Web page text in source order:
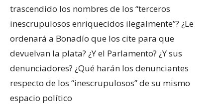
trascendido los nombres de los “terceros
inescrupulosos enriquecidos ilegalmente”? ¿Le
ordenará a Bonadío que los cite para que
devuelvan la plata? ¿Y el Parlamento? ¿Y sus
denunciadores? ¿Qué harán los denunciantes
respecto de los “inescrupulosos” de su mismo
espacio político